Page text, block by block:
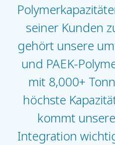
seiner Kunden
gehört unsere
und PAEK-
mit 8,000+
höchste
kommt
Integration